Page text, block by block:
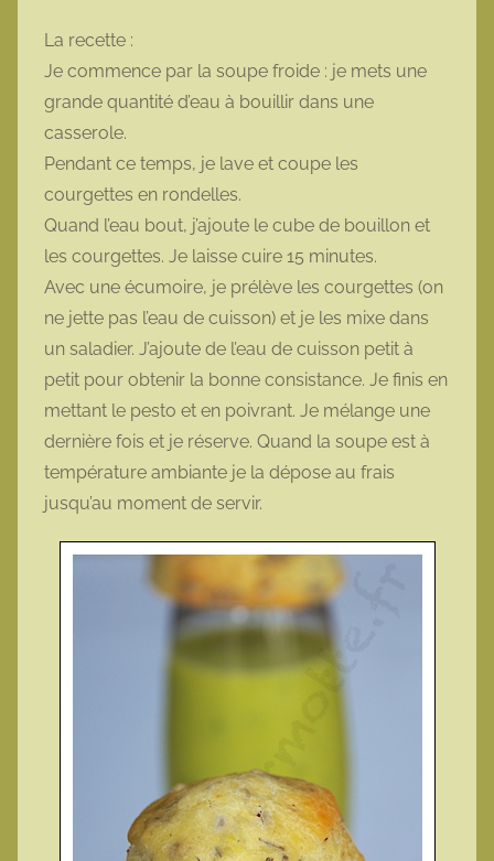
La recette :
Je commence par la soupe froide : je mets une
grande quantité d’eau à bouillir dans une
casserole.
Pendant ce temps, je lave et coupe les
courgettes en rondelles.
Quand l’eau bout, j’ajoute le cube de bouillon et
les courgettes. Je laisse cuire 15 minutes.
Avec une écumoire, je prélève les courgettes (on
ne jette pas l’eau de cuisson) et je les mixe dans
un saladier. J’ajoute de l’eau de cuisson petit à
petit pour obtenir la bonne consistance. Je finis en
mettant le pesto et en poivrant. Je mélange une
dernière fois et je réserve. Quand la soupe est à
température ambiante je la dépose au frais
jusqu’au moment de servir.